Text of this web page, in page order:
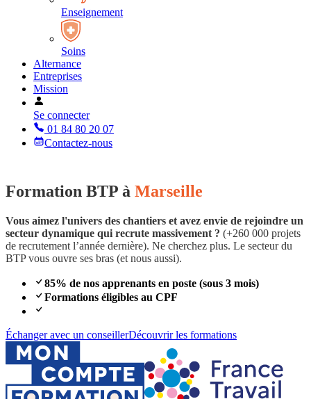
Enseignement
Soins
Alternance
Entreprises
Mission
Se connecter
01 84 80 20 07
Contactez-nous
Formation BTP à Marseille
Vous aimez l'univers des chantiers et avez envie de rejoindre un
secteur dynamique qui recrute massivement ? (+260 000 projets
de recrutement l’année dernière). Ne cherchez plus. Le secteur du
BTP vous ouvre ses bras (et nous aussi).
85% de nos apprenants en poste (sous 3 mois)
Formations éligibles au CPF
Échanger avec un conseillerDécouvrir les formations